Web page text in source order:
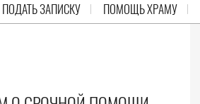
ПОДАТЬ ЗАПИСКУ ПОМОЩЬ ХРАМУ